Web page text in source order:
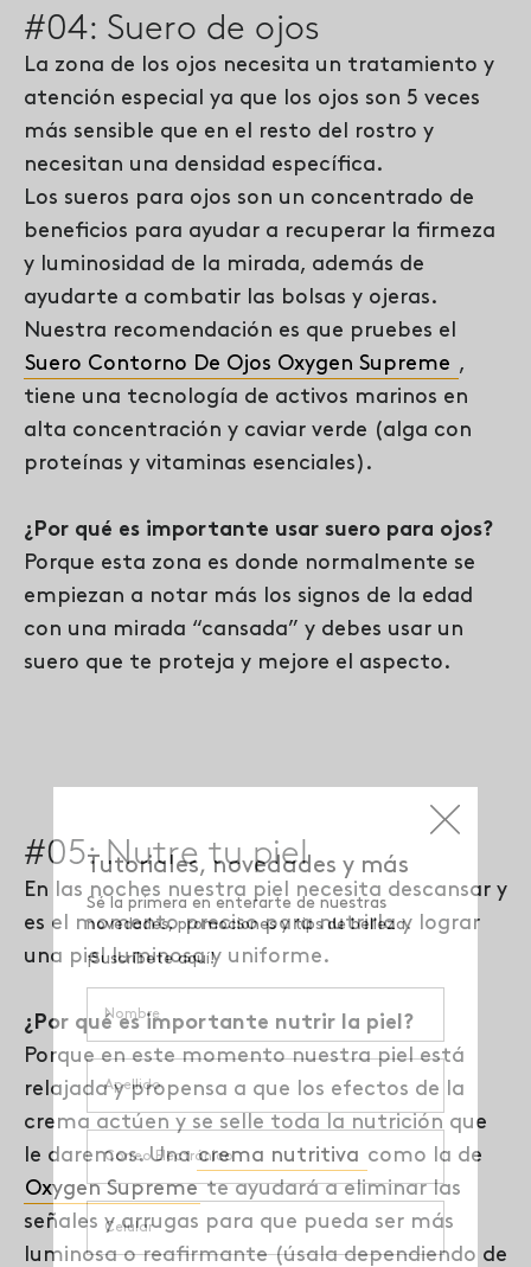
#04: Suero de ojos
La zona de los ojos necesita un tratamiento y
atención especial ya que los ojos son 5 veces
más sensible que en el resto del rostro y
necesitan una densidad específica.
Los sueros para ojos son un concentrado de
beneficios para ayudar a recuperar la firmeza
y luminosidad de la mirada, además de
ayudarte a combatir las bolsas y ojeras.
Nuestra recomendación es que pruebes el
Suero Contorno De Ojos Oxygen Supreme ,
tiene una tecnología de activos marinos en
alta concentración y caviar verde (alga con
proteínas y vitaminas esenciales).
¿Por qué es importante usar suero para ojos?
Porque esta zona es donde normalmente se
empiezan a notar más los signos de la edad
con una mirada “cansada” y debes usar un
suero que te proteja y mejore el aspecto.
#05: Nutre tu piel
En las noches nuestra piel necesita descansar y
es el momento preciso para nutrirla y lograr
una piel luminosa y uniforme.
¿Por qué es importante nutrir la piel?
Porque en este momento nuestra piel está
relajada y propensa a que los efectos de la
crema actúen y se selle toda la nutrición que
le daremos. Unacrema nutritiva como la de
Oxygen Supremete ayudará a eliminar las
señales y arrugas para que pueda ser más
luminosa o reafirmante (úsala dependiendo de